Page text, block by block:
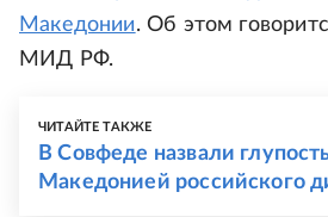
Македонии. Об этом
МИД РФ.
ЧИТАЙТЕ ТАКЖЕ
В Совфеде назвали
Македонией российского